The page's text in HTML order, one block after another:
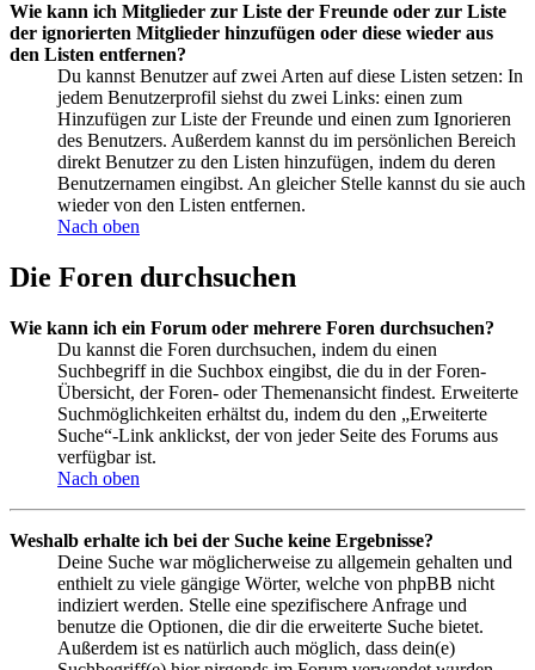
Wie kann ich Mitglieder zur Liste der Freunde oder zur Liste
der ignorierten Mitglieder hinzufügen oder diese wieder aus
den Listen entfernen?
Du kannst Benutzer auf zwei Arten auf diese Listen setzen: In
jedem Benutzerprofil siehst du zwei Links: einen zum
Hinzufügen zur Liste der Freunde und einen zum Ignorieren
des Benutzers. Außerdem kannst du im persönlichen Bereich
direkt Benutzer zu den Listen hinzufügen, indem du deren
Benutzernamen eingibst. An gleicher Stelle kannst du sie auch
wieder von den Listen entfernen.
Nach oben
Die Foren durchsuchen
Wie kann ich ein Forum oder mehrere Foren durchsuchen?
Du kannst die Foren durchsuchen, indem du einen
Suchbegriff in die Suchbox eingibst, die du in der Foren-
Übersicht, der Foren- oder Themenansicht findest. Erweiterte
Suchmöglichkeiten erhältst du, indem du den „Erweiterte
Suche“-Link anklickst, der von jeder Seite des Forums aus
verfügbar ist.
Nach oben
Weshalb erhalte ich bei der Suche keine Ergebnisse?
Deine Suche war möglicherweise zu allgemein gehalten und
enthielt zu viele gängige Wörter, welche von phpBB nicht
indiziert werden. Stelle eine spezifischere Anfrage und
benutze die Optionen, die dir die erweiterte Suche bietet.
Außerdem ist es natürlich auch möglich, dass dein(e)